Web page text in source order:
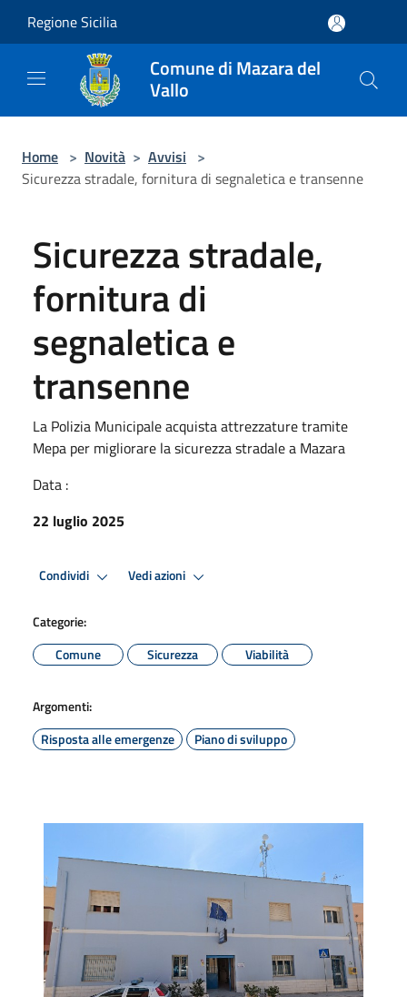
Regione Sicilia
Comune di Mazara del
Vallo
Home > Novità > Avvisi >
Sicurezza stradale, fornitura di segnaletica e transenne
Sicurezza stradale,
fornitura di
segnaletica e
transenne
La Polizia Municipale acquista attrezzature tramite
Mepa per migliorare la sicurezza stradale a Mazara
Data :
22 luglio 2025
Condividi Vedi azioni
Categorie:
Comune
Sicurezza Viabilità
Argomenti:
Risposta alle emergenze
Piano di sviluppo